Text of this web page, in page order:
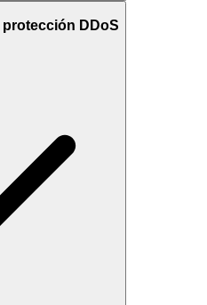
DDoS